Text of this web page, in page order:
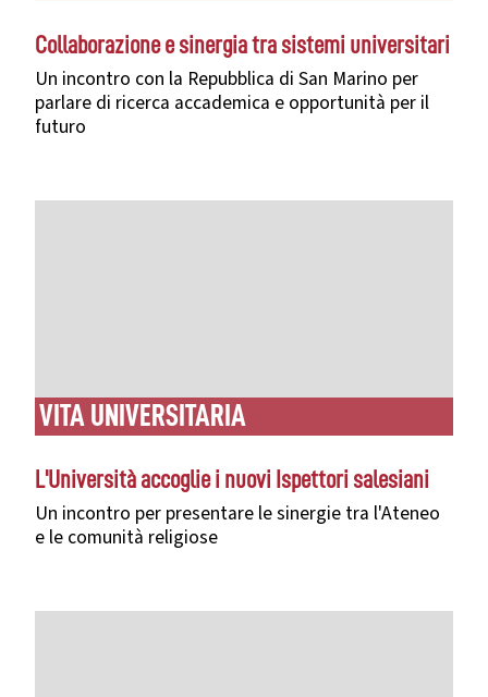
Collaborazione e sinergia tra sistemi universitari
Un incontro con la Repubblica di San Marino per
parlare di ricerca accademica e opportunità per il
futuro
VITA UNIVERSITARIA
L'Università accoglie i nuovi Ispettori salesiani
Un incontro per presentare le sinergie tra l'Ateneo
e le comunità religiose